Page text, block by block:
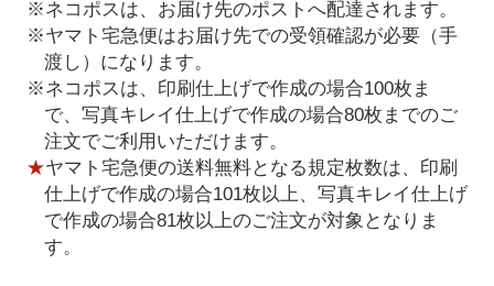
※ネコポスは、お届け先のポストへ配達されます。
※ヤマト宅急便はお届け先での受領確認が必要（手
渡し）になります。
※ネコポスは、印刷仕上げで作成の場合100枚ま
で、写真キレイ仕上げで作成の場合80枚までのご
注文でご利用いただけます。
★ヤマト宅急便の送料無料となる規定枚数は、印刷
仕上げで作成の場合101枚以上、写真キレイ仕上げ
で作成の場合81枚以上のご注文が対象となりま
す。